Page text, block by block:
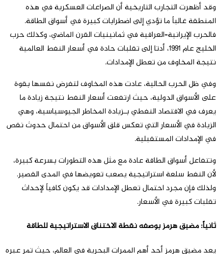
وقد أظهرت التجارب التاريخية أن الصراعات العسكرية في هذه
المنطقة غالباً ما تؤدي إلى اضطرابات كبيرة في أسواق الطاقة.
فالحرب الإيرانية–العراقية في ثمانينيات القرن الماضي، وكذلك حرب
الخليج عام 1991، أدتا إلى تقلبات حادة في أسعار النفط العالمية
نتيجة المخاوف من تعطل الإمدادات.
وفي ظل الحرب الحالية، عادت هذه المخاوف لتفرض نفسها بقوة
على الأسواق الدولية، حيث ارتفعت أسعار النفط نتيجة زيادة ما
يعرف في الاقتصاد النفطي بـزيادة المخاطر الجيوسياسية، وهي
الزيادة في الأسعار التي تعكس قلق الأسواق من احتمال حدوث نقص
في الإمدادات المستقبلية.
وتتفاعل أسواق الطاقة عادة مع مثل هذه التطورات بسرعة كبيرة،
لأن النفط سلعة استراتيجية يصعب تعويضها في المدى القصير.
ولذلك فإن مجرد احتمال تعطل الإمدادات قد يكون كافياً لإحداث
تقلبات كبيرة في الأسعار.
ثانياً: مضيق هرمز بوصفه نقطة الاختناق الاستراتيجية للطاقة
يعد مضيق هرمز أحد أهم الممرات البحرية في العالم، حيث تمر عبره